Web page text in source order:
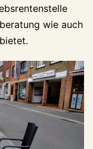
wie auch